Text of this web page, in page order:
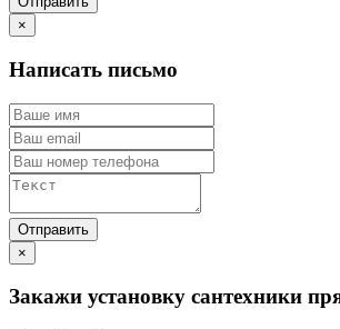
×
Написать письмо
×
Закажи установку сантехники